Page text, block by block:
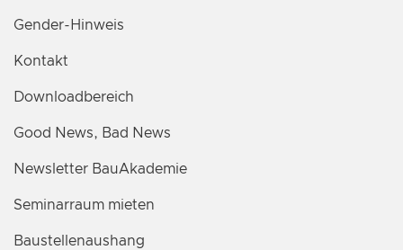
Gender-Hinweis
Kontakt
Downloadbereich
Good News, Bad News
Newsletter BauAkademie
Seminarraum mieten
Baustellenaushang